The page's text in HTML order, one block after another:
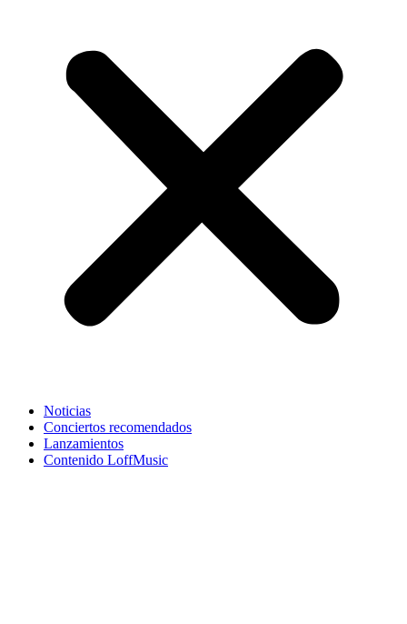
Noticias
Conciertos recomendados
Lanzamientos
Contenido LoffMusic